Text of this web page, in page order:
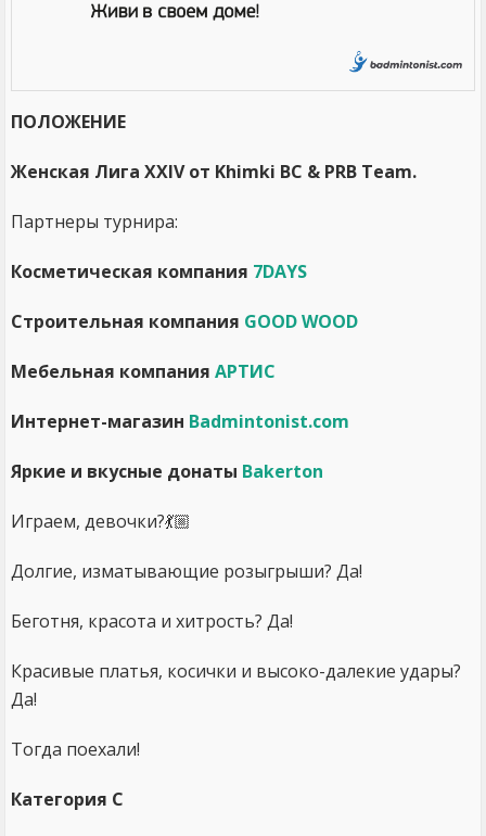
ПОЛОЖЕНИЕ
Женская Лига XXIV от Khimki BC & PRB Team.
Партнеры турнира:
Косметическая компания 7DAYS
Строительная компания GOOD WOOD
Мебельная компания АРТИС
Интернет-магазин Badmintonist.com
Яркие и вкусные донаты Bakerton
Играем, девочки?💃🏼
Долгие, изматывающие розыгрыши? Да!
Беготня, красота и хитрость? Да!
Красивые платья, косички и высоко-далекие удары?
Да!
Тогда поехали!
Категория С